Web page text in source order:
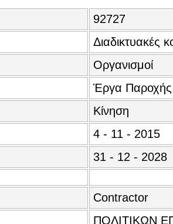
92727
Διαδικτυακές
Οργανισμοί
Έργα
Κίνηση
4 - 11 - 2015
31 - 12 - 2028
Contractor
ΠΟΛΙΤΙΚΩΝ